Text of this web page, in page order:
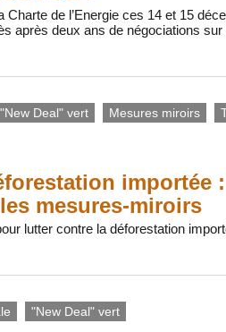
de l’Energie ces 14 et 15
après deux ans de négociations
"New Deal" vert Mesures miroirs
importée
mesures-miroirs
lutter contre la déforestation
"New Deal" vert